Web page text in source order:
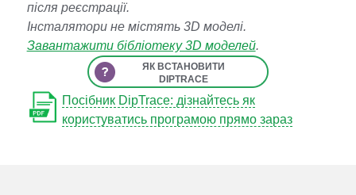
після реєстрації.
Інсталятори не містять 3D моделі.
Завантажити бібліотеку 3D моделей.
ЯК ВСТАНОВИТИ
DIPTRACE
Посібник DipTrace: дізнайтесь як
користуватись програмою прямо зараз